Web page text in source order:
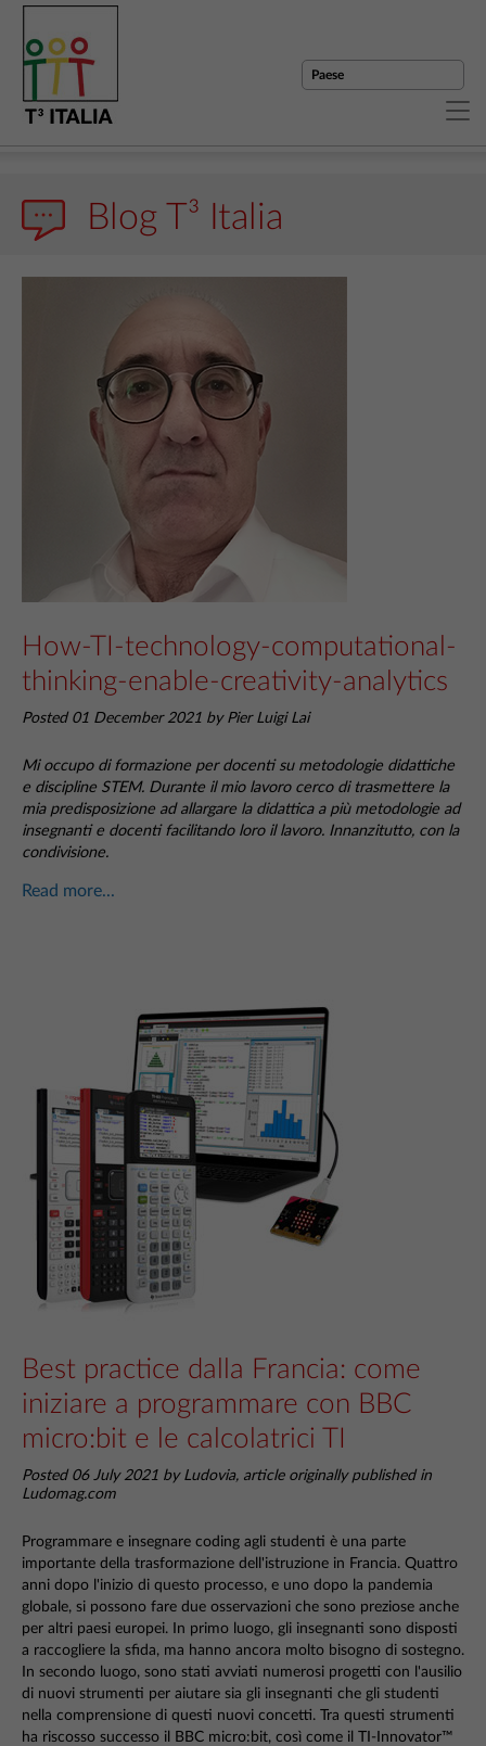
Blog T³ Italia
How-TI-technology-computational-
thinking-enable-creativity-analytics
Posted 01 December 2021 by Pier Luigi Lai
Mi occupo di formazione per docenti su metodologie didattiche
e discipline STEM. Durante il mio lavoro cerco di trasmettere la
mia predisposizione ad allargare la didattica a più metodologie ad
insegnanti e docenti facilitando loro il lavoro. Innanzitutto, con la
condivisione.
Read more...
Best practice dalla Francia: come
iniziare a programmare con BBC
micro:bit e le calcolatrici TI
Posted 06 July 2021 by Ludovia, article originally published in
Ludomag.com
Programmare e insegnare coding agli studenti è una parte
importante della trasformazione dell'istruzione in Francia. Quattro
anni dopo l'inizio di questo processo, e uno dopo la pandemia
globale, si possono fare due osservazioni che sono preziose anche
per altri paesi europei. In primo luogo, gli insegnanti sono disposti
a raccogliere la sfida, ma hanno ancora molto bisogno di sostegno.
In secondo luogo, sono stati avviati numerosi progetti con l'ausilio
di nuovi strumenti per aiutare sia gli insegnanti che gli studenti
nella comprensione di questi nuovi concetti. Tra questi strumenti
ha riscosso successo il BBC micro:bit, così come il TI-Innovator™